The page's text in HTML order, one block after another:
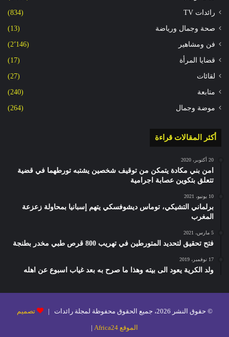
رائدات TV (834)
صحة وجمال ورياضة (13)
فن ومشاهير (2٬146)
قضايا المرأة (17)
لقائات (27)
متابعة (240)
موضة وجمال (264)
أكثر المقالات قراءة
20 أكتوبر، 2020
امن بني مكادة يتمكن من توقيف شخصين يشتبه تورطهما في قضية
تتعلق بتكوين عصابة اجرامية
10 يونيو، 2021
برلماني التشيكي، توماس ديشوفسكي يتهم إسبانيا بمحاولة زعزعة
المغرب
5 مارس، 2021
فتح تحقيق لتحديد المتورطين في تهريب 800 قرص طبي مخدر بطنجة
17 نوفمبر، 2019
ولد الكرية يعود الى بيته وهذا ما صرح به بعد غياب اسبوع عن اهله
© حقوق النشر 2026، جميع الحقوق محفوظة لمجلة رائدات | تصميم
الموقع Africa24 |